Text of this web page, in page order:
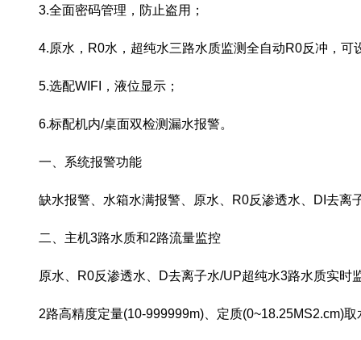
3.全面密码管理，防止盗用；
4.原水，R0水，超纯水三路水质监测全自动R0反冲，可
5.选配WIFI，液位显示；
6.标配机内/桌面双检测漏水报警。
一、系统报警功能
缺水报警、水箱水满报警、原水、R0反渗透水、DI去
二、主机3路水质和2路流量监控
原水、R0反渗透水、D去离子水/UP超纯水3路水质实时
2路高精度定量(10-999999m)、定质(0~18.25MS2.cm)取